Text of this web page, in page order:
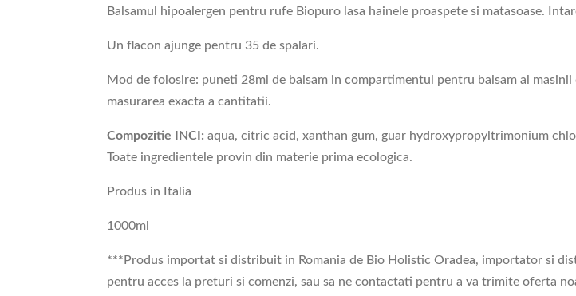
Balsamul hipoalergen pentru rufe Biopuro lasa hainele proaspete si matasoase.
Un flacon ajunge pentru 35 de spalari.
Mod de folosire: puneti 28ml de balsam in compartimentul pentru balsam al
masurarea exacta a cantitatii.
Compozitie INCI: aqua, citric acid, xanthan gum, guar hydroxypropyltrimonium
Toate ingredientele provin din materie prima ecologica.
Produs in Italia
1000ml
***Produs importat si distribuit in Romania de Bio Holistic Oradea, importator si
pentru acces la preturi si comenzi, sau sa ne contactati pentru a va trimite oferta